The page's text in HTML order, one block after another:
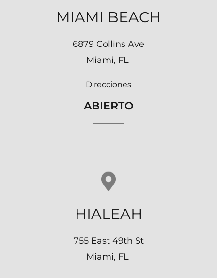
MIAMI BEACH
6879 Collins Ave
Miami, FL
Direcciones
ABIERTO
HIALEAH
755 East 49th St
Miami, FL